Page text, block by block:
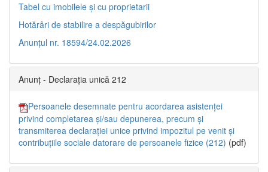
Tabel cu imobilele și cu proprietarii
Hotărâri de stabilire a despăgubirilor
Anunțul nr. 18594/24.02.2026
Anunț - Declarația unică 212
Persoanele desemnate pentru acordarea asistenței
privind completarea și/sau depunerea, precum și
transmiterea declarației unice privind impozitul pe venit și
contribuțiile sociale datorare de persoanele fizice (212) (pdf)